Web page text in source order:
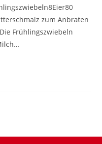
zum Anbraten
Frühlingszwiebeln